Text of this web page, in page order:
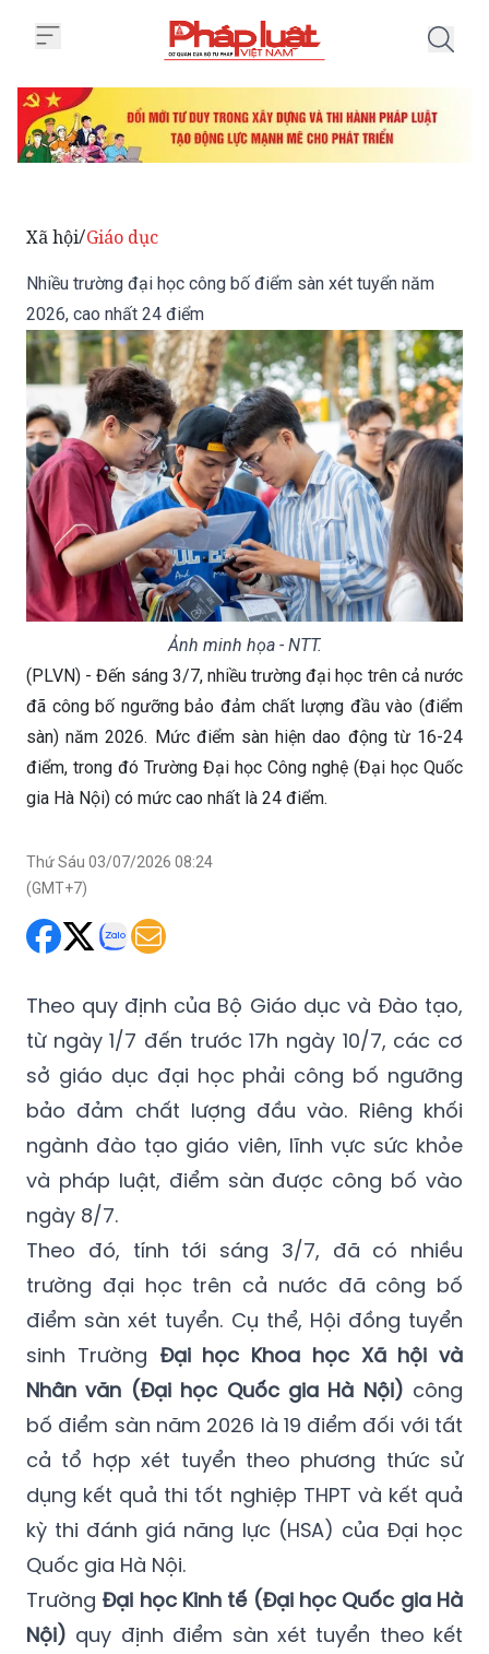
Xã hội/Giáo dục
Nhiều trường đại học công bố điểm sàn xét tuyển năm
2026, cao nhất 24 điểm
Ảnh minh họa - NTT.
(PLVN) - Đến sáng 3/7, nhiều trường đại học trên cả nước
đã công bố ngưỡng bảo đảm chất lượng đầu vào (điểm
sàn) năm 2026. Mức điểm sàn hiện dao động từ 16-24
điểm, trong đó Trường Đại học Công nghệ (Đại học Quốc
gia Hà Nội) có mức cao nhất là 24 điểm.
Thứ Sáu 03/07/2026 08:24
(GMT+7)
Theo quy định của Bộ Giáo dục và Đào tạo,
từ ngày 1/7 đến trước 17h ngày 10/7, các cơ
sở giáo dục đại học phải công bố ngưỡng
bảo đảm chất lượng đầu vào. Riêng khối
ngành đào tạo giáo viên, lĩnh vực sức khỏe
và pháp luật, điểm sàn được công bố vào
ngày 8/7.
Theo đó, tính tới sáng 3/7, đã có nhiều
trường đại học trên cả nước đã công bố
điểm sàn xét tuyển. Cụ thể, Hội đồng tuyển
sinh Trường Đại học Khoa học Xã hội và
Nhân văn (Đại học Quốc gia Hà Nội) công
bố điểm sàn năm 2026 là 19 điểm đối với tất
cả tổ hợp xét tuyển theo phương thức sử
dụng kết quả thi tốt nghiệp THPT và kết quả
kỳ thi đánh giá năng lực (HSA) của Đại học
Quốc gia Hà Nội.
Trường Đại học Kinh tế (Đại học Quốc gia Hà
Nội) quy định điểm sàn xét tuyển theo kết